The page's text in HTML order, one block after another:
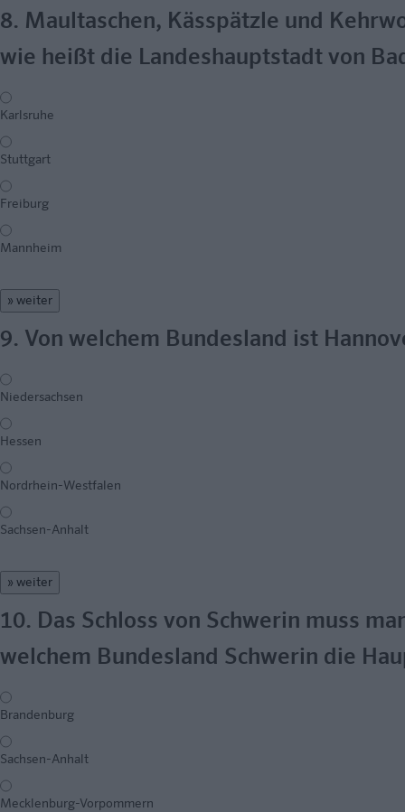
8. Maultaschen, Kässpätzle und
wie heißt die Landeshauptstadt von
Karlsruhe
Stuttgart
Freiburg
Mannheim
» weiter
9. Von welchem Bundesland ist
Niedersachsen
Hessen
Nordrhein-Westfalen
Sachsen-Anhalt
» weiter
10. Das Schloss von Schwerin muss
welchem Bundesland Schwerin die
Brandenburg
Sachsen-Anhalt
Mecklenburg-Vorpommern